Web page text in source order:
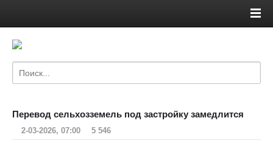
Перевод сельхозземель под застройку замедлится
2-03-2026, 07:00 5 546